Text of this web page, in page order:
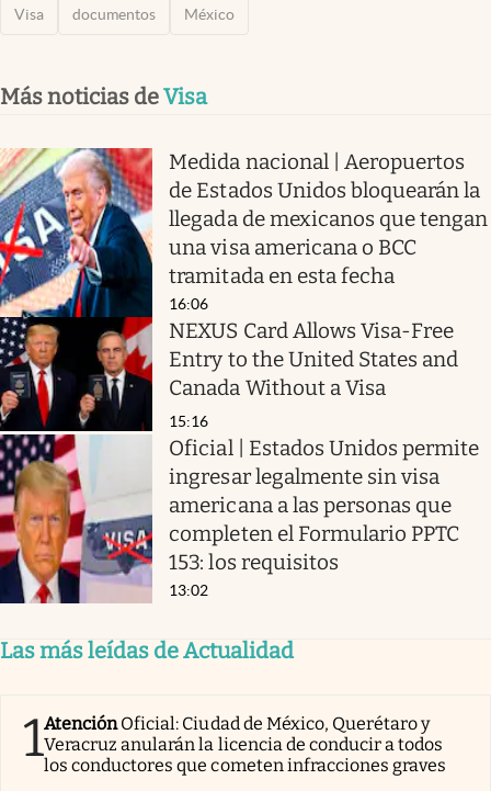
Visa documentos México
Más noticias deVisa
Medida nacional | Aeropuertos
de Estados Unidos bloquearán la
llegada de mexicanos que tengan
una visa americana o BCC
tramitada en esta fecha
16:06
NEXUS Card Allows Visa-Free
Entry to the United States and
Canada Without a Visa
15:16
Oficial | Estados Unidos permite
ingresar legalmente sin visa
americana a las personas que
completen el Formulario PPTC
153: los requisitos
13:02
Las más leídas de Actualidad
1AtenciónOficial: Ciudad de México, Querétaro y
Veracruz anularán la licencia de conducir a todos
los conductores que cometen infracciones graves